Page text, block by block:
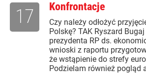
Konfrontacje
Czy należy odłożyć
Polskę? TAK Ryszard
prezydenta RP ds.
wnioski z raportu
że wstąpienie do strefy
Podzielam również pogląd
17